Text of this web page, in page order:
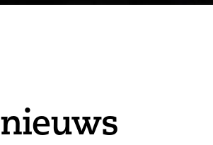
nieuws